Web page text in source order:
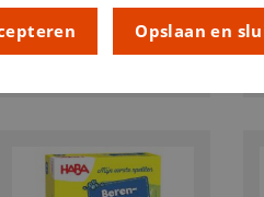
drakenspektakel 4+
Opslaan en